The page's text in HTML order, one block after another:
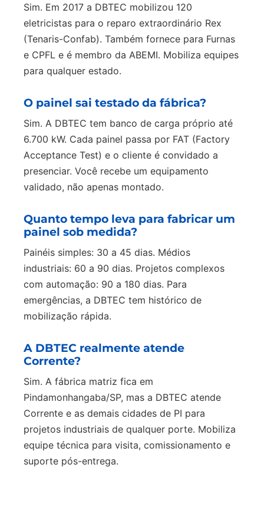
Sim. Em 2017 a DBTEC mobilizou 120
eletricistas para o reparo extraordinário Rex
(Tenaris-Confab). Também fornece para Furnas
e CPFL e é membro da ABEMI. Mobiliza equipes
para qualquer estado.
O painel sai testado da fábrica?
Sim. A DBTEC tem banco de carga próprio até
6.700 kW. Cada painel passa por FAT (Factory
Acceptance Test) e o cliente é convidado a
presenciar. Você recebe um equipamento
validado, não apenas montado.
Quanto tempo leva para fabricar um
painel sob medida?
Painéis simples: 30 a 45 dias. Médios
industriais: 60 a 90 dias. Projetos complexos
com automação: 90 a 180 dias. Para
emergências, a DBTEC tem histórico de
mobilização rápida.
A DBTEC realmente atende
Corrente?
Sim. A fábrica matriz fica em
Pindamonhangaba/SP, mas a DBTEC atende
Corrente e as demais cidades de PI para
projetos industriais de qualquer porte. Mobiliza
equipe técnica para visita, comissionamento e
suporte pós-entrega.